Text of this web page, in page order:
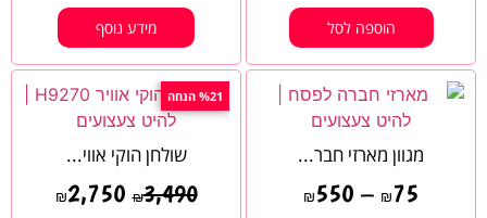
הוספה לסל מידע נוסף
מגוון מארזי חבר...
₪ 75
–
₪ 550
%21 הנחה
שולחן הוקי אווי...
₪3,490
₪2,750